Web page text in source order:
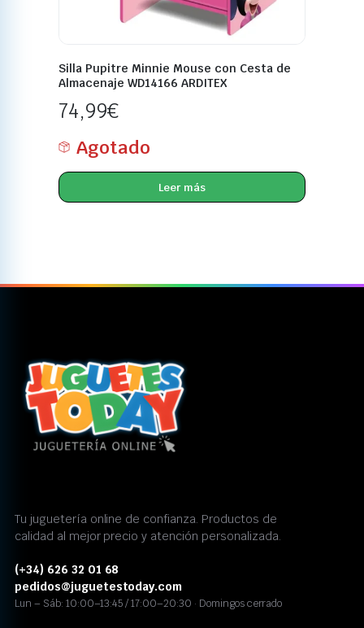
Silla Pupitre Minnie Mouse con Cesta de
Almacenaje WD14166 ARDITEX
74,99€
Agotado
Leer más
Tu juguetería online de confianza. Productos de
calidad al mejor precio y atención personalizada.
(+34) 626 32 01 68
pedidos@juguetestoday.com
Lun – Sáb: 10:00–13:45 / 17:00–20:30 · Domingos cerrado